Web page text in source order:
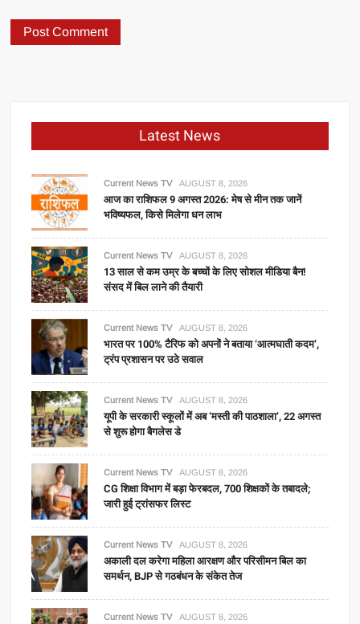
Latest News
Current News TV AUGUST 8, 2026
आज का राशिफल 9 अगस्त 2026: मेष से मीन तक जानें
भविष्यफल, किसे मिलेगा धन लाभ
Current News TV AUGUST 8, 2026
13 साल से कम उम्र के बच्चों के लिए सोशल मीडिया बैन!
संसद में बिल लाने की तैयारी
Current News TV AUGUST 8, 2026
भारत पर 100% टैरिफ को अपनों ने बताया ‘आत्मघाती कदम’,
ट्रंप प्रशासन पर उठे सवाल
Current News TV AUGUST 8, 2026
यूपी के सरकारी स्कूलों में अब ‘मस्ती की पाठशाला’, 22 अगस्त
से शुरू होगा बैगलेस डे
Current News TV AUGUST 8, 2026
CG शिक्षा विभाग में बड़ा फेरबदल, 700 शिक्षकों के तबादले;
जारी हुई ट्रांसफर लिस्ट
Current News TV AUGUST 8, 2026
अकाली दल करेगा महिला आरक्षण और परिसीमन बिल का
समर्थन, BJP से गठबंधन के संकेत तेज
Current News TV AUGUST 8, 2026